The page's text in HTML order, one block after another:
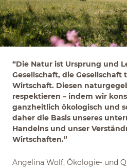
“Die Natur ist Ursprung und
Gesellschaft, die
Wirtschaft. Diesen
respektieren – indem wir
ganzheitlich ökologisch und
daher die Basis unseres
Handelns und unser
Wirtschaften.”
Angelina Wolf, Ökologie- und